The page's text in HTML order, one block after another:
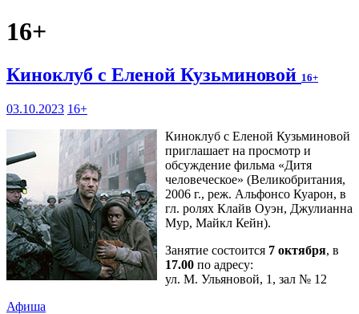
16+
Киноклуб с Еленой Кузьминовой 16+
03.10.2023 16+
Киноклуб с Еленой Кузьминовой
приглашает на просмотр и
обсуждение фильма «Дитя
человеческое» (Великобритания,
2006 г., реж. Альфонсо Куарон, в
гл. ролях Клайв Оуэн, Джулианна
Мур, Майкл Кейн).
Занятие состоится 7 октября, в
17.00 по адресу:
ул. М. Ульяновой, 1, зал № 12
Афиша